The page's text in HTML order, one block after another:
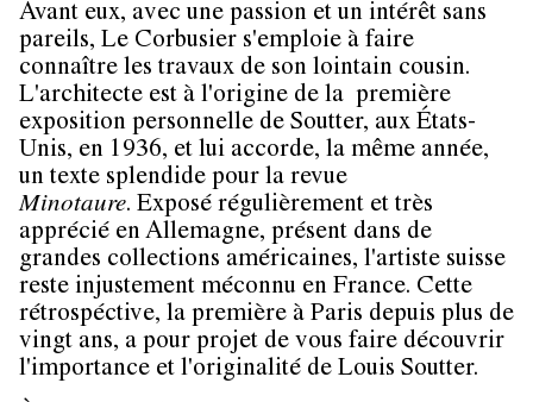
Avant eux, avec une passion et un intérêt sans
pareils, Le Corbusier s'emploie à faire
connaître les travaux de son lointain cousin.
L'architecte est à l'origine de la première
exposition personnelle de Soutter, aux États-
Unis, en 1936, et lui accorde, la même année,
un texte splendide pour la revue
Minotaure. Exposé régulièrement et très
apprécié en Allemagne, présent dans de
grandes collections américaines, l'artiste suisse
reste injustement méconnu en France. Cette
rétrospéctive, la première à Paris depuis plus de
vingt ans, a pour projet de vous faire découvrir
l'importance et l'originalité de Louis Soutter.